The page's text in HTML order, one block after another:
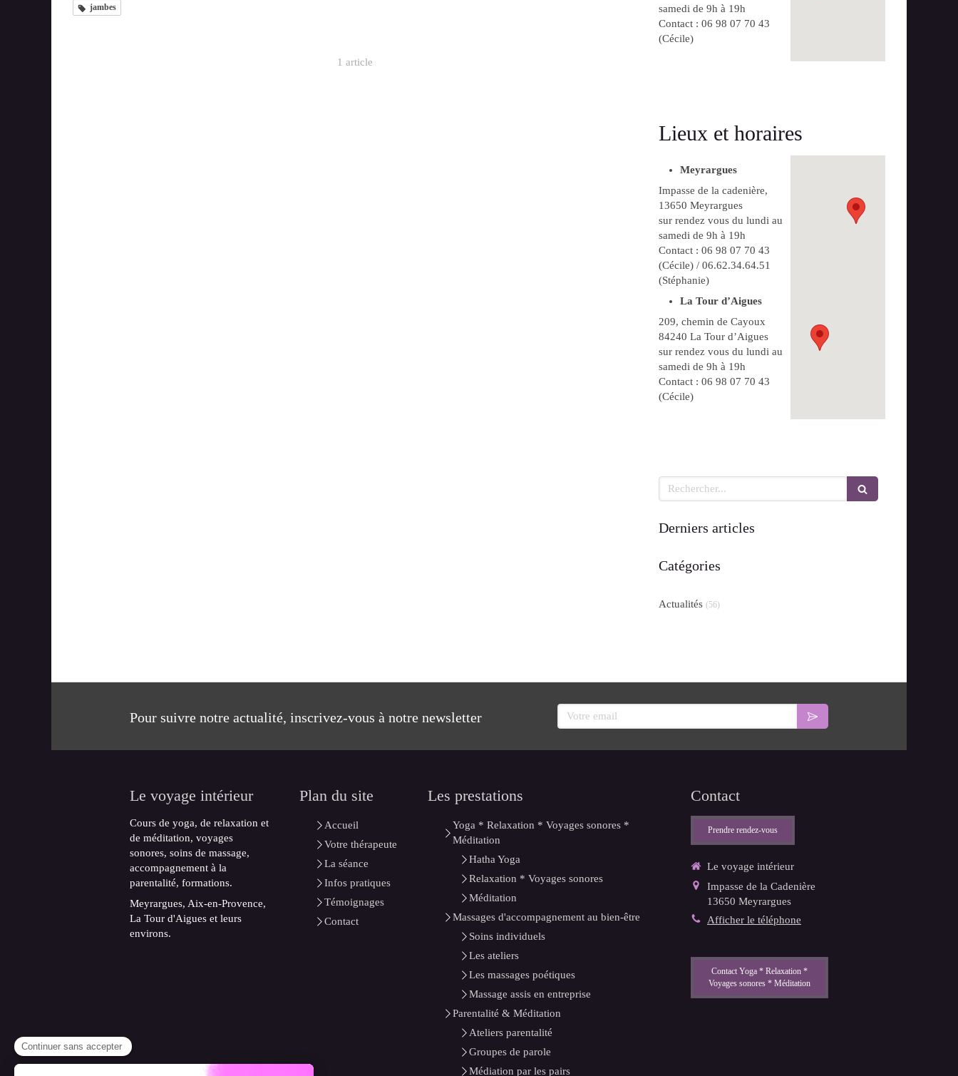
jambes
1 article
samedi de 9h à 19h
Contact : 06 98 07 70 43
(Cécile)
Lieux et horaires
Meyrargues
Impasse de la cadenière,
13650 Meyrargues
sur rendez vous du lundi au
samedi de 9h à 19h
Contact : 06 98 07 70 43
(Cécile) / 06.62.34.64.51
(Stéphanie)
La Tour d’Aigues
209, chemin de Cayoux
84240 La Tour d’Aigues
sur rendez vous du lundi au
samedi de 9h à 19h
Contact : 06 98 07 70 43
(Cécile)
Rechercher
Derniers articles
Catégories
Actualités (56)
Pour suivre notre actualité, inscrivez-vous à notre newsletter Votre email
Le voyage intérieur
Cours de yoga, de relaxation et
de méditation, voyages
sonores, soins de massage,
accompagnement à la
parentalité, formations.
Meyrargues, Aix-en-Provence,
La Tour d'Aigues et leurs
environs.
Plan du site
Accueil
Votre thérapeute
La séance
Infos pratiques
Témoignages
Contact
Les prestations
Yoga * Relaxation * Voyages sonores *
Méditation
Hatha Yoga
Relaxation * Voyages sonores
Méditation
Massages d'accompagnement au bien-être
Soins individuels
Les ateliers
Les massages poétiques
Massage assis en entreprise
Parentalité & Méditation
Ateliers parentalité
Groupes de parole
Médiation par les pairs
Contact
Prendre rendez-vous
Le voyage intérieur
Impasse de la Cadenière
13650 Meyrargues
Afficher le téléphone
Contact Yoga * Relaxation *
Voyages sonores * Méditation